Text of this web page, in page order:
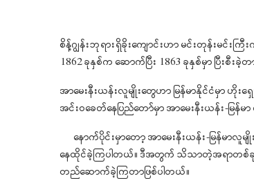
စိန့်ဂျွန်းဘုရားရှိခိုးကျောင်းဟာ မင်းတုန်းမင်း
1862 ခုနှစ်က ဆောက်ပြီး 1863 ခုနှစ်မှာ ပြီးစီးခဲ့
အာမေးနီးယန်းလူမျိုးတွေဟာ မြန်မာနိုင်ငံမှာ ဟို
အင်းဝခေတ်နေပြည်တော်မှာ အာမေးနီးယန်း-မြန်
နောက်ပိုင်းမှာတော့ အာမေးနီးယန်း-မြန်မာလူ
နေထိုင်ခဲ့ကြပါတယ်။ ဒီအတွက် သိသာတဲ့အရာတစ်
တည်ဆောက်ခဲ့ကြတာဖြစ်ပါတယ်။